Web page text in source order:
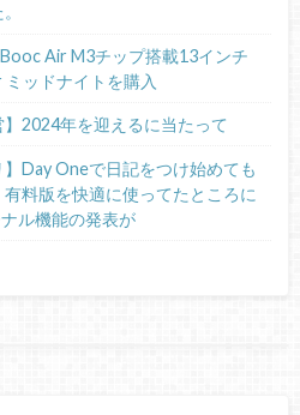
Air M3チップ搭載13インチ
ッドナイトを購入
】2024年を迎えるに当たって
】Day Oneで日記をつけ始めても
料版を快適に使ってたところに
ル機能の発表が